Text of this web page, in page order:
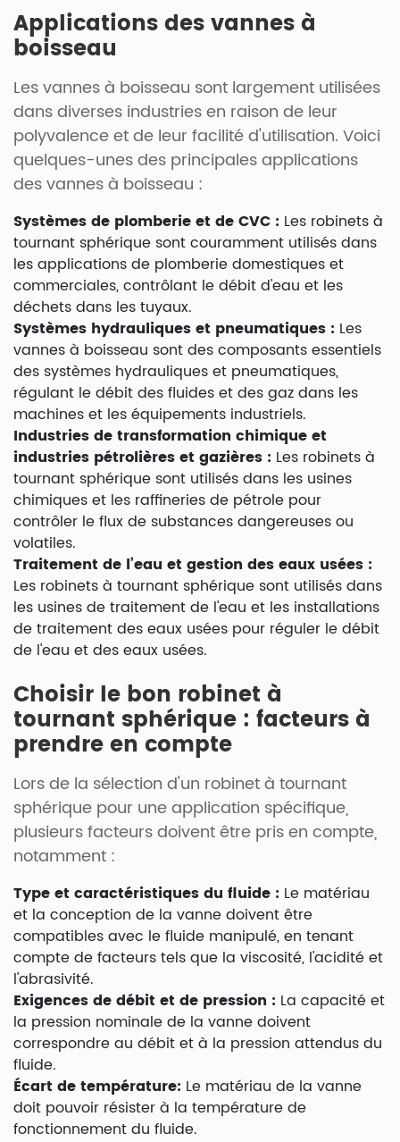
Applications des vannes à
boisseau
Les vannes à boisseau sont largement utilisées
dans diverses industries en raison de leur
polyvalence et de leur facilité d'utilisation. Voici
quelques-unes des principales applications
des vannes à boisseau :
Systèmes de plomberie et de CVC : Les robinets à
tournant sphérique sont couramment utilisés dans
les applications de plomberie domestiques et
commerciales, contrôlant le débit d'eau et les
déchets dans les tuyaux.
Systèmes hydrauliques et pneumatiques : Les
vannes à boisseau sont des composants essentiels
des systèmes hydrauliques et pneumatiques,
régulant le débit des fluides et des gaz dans les
machines et les équipements industriels.
Industries de transformation chimique et
industries pétrolières et gazières : Les robinets à
tournant sphérique sont utilisés dans les usines
chimiques et les raffineries de pétrole pour
contrôler le flux de substances dangereuses ou
volatiles.
Traitement de l’eau et gestion des eaux usées :
Les robinets à tournant sphérique sont utilisés dans
les usines de traitement de l'eau et les installations
de traitement des eaux usées pour réguler le débit
de l'eau et des eaux usées.
Choisir le bon robinet à
tournant sphérique : facteurs à
prendre en compte
Lors de la sélection d'un robinet à tournant
sphérique pour une application spécifique,
plusieurs facteurs doivent être pris en compte,
notamment :
Type et caractéristiques du fluide : Le matériau
et la conception de la vanne doivent être
compatibles avec le fluide manipulé, en tenant
compte de facteurs tels que la viscosité, l'acidité et
l'abrasivité.
Exigences de débit et de pression : La capacité et
la pression nominale de la vanne doivent
correspondre au débit et à la pression attendus du
fluide.
Écart de température: Le matériau de la vanne
doit pouvoir résister à la température de
fonctionnement du fluide.